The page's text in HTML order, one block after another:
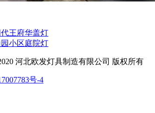
王府华盖灯
小区庭院灯
河北欧发灯具制造有限公司 版权所有
号-4